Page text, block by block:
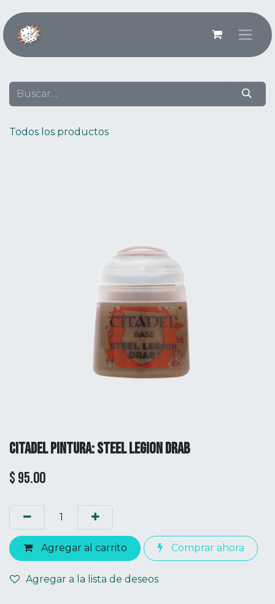
Todos los productos
CITADEL PINTURA: STEEL LEGION DRAB
$95.00
Agregar al carrito Comprar ahora
Agregar a la lista de deseos